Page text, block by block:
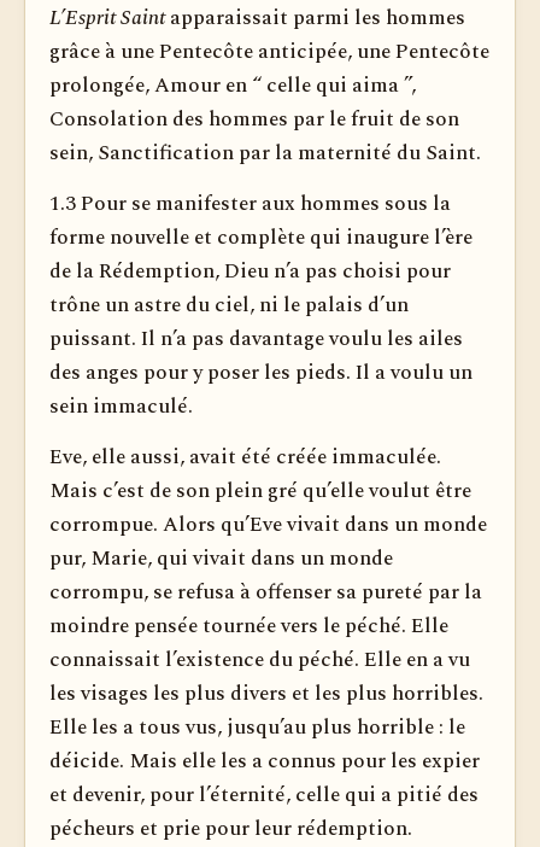
L’Esprit Saintapparaissait parmi les hommes
grâce à une Pentecôte anticipée, une Pentecôte
prolongée, Amour en “ celle qui aima ”,
Consolation des hommes par le fruit de son
sein, Sanctification par la maternité du Saint.
1.3 Pour se manifester aux hommes sous la
forme nouvelle et complète qui inaugure l’ère
de la Rédemption, Dieu n’a pas choisi pour
trône un astre du ciel, ni le palais d’un
puissant. Il n’a pas davantage voulu les ailes
des anges pour y poser les pieds. Il a voulu un
sein immaculé.
Eve, elle aussi, avait été créée immaculée.
Mais c’est de son plein gré qu’elle voulut être
corrompue. Alors qu’Eve vivait dans un monde
pur, Marie, qui vivait dans un monde
corrompu, se refusa à offenser sa pureté par la
moindre pensée tournée vers le péché. Elle
connaissait l’existence du péché. Elle en a vu
les visages les plus divers et les plus horribles.
Elle les a tous vus, jusqu’au plus horrible : le
déicide. Mais elle les a connus pour les expier
et devenir, pour l’éternité, celle qui a pitié des
pécheurs et prie pour leur rédemption.